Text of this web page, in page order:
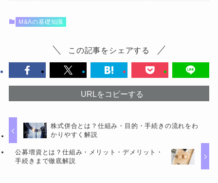
M&Aの基礎知識
この記事をシェアする
URLをコピーする
株式併合とは？仕組み・目的・手続きの流れをわ
かりやすく解説
公募増資とは？仕組み・メリット・デメリット・
手続きまで徹底解説